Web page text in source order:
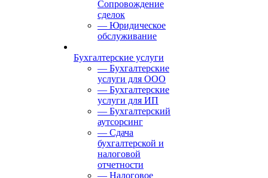
Сопровождение
сделок
— Юридическое
обслуживание
Бухгалтерские услуги
— Бухгалтерские
услуги для ООО
— Бухгалтерские
услуги для ИП
— Бухгалтерский
аутсорсинг
— Сдача
бухгалтерской и
налоговой
отчетности
— Налоговое